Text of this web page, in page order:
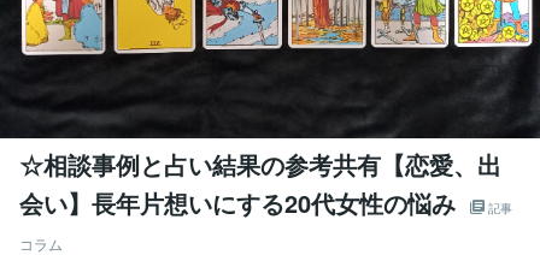
☆相談事例と占い結果の参考共有【恋愛、出
会い】長年片想いにする20代女性の悩み
記事
コラム